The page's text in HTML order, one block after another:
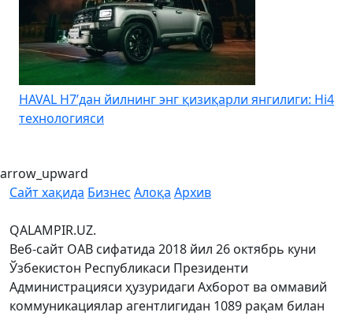
HAVAL H7’дан йилнинг энг қизиқарли янгилиги: Hi4
технологияси
arrow_upward
Сайт хақида Бизнес Алоқа Архив
QALAMPIR.UZ.
Веб-сайт ОАВ сифатида 2018 йил 26 октябрь куни
Ўзбекистон Республикаси Президенти
Администрацияси ҳузуридаги Ахборот ва оммавий
коммуникациялар агентлигидан 1089 рақам билан